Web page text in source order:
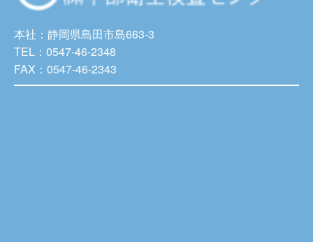
本社：静岡県島田市島663-3
TEL：0547-46-2348
FAX：0547-46-2343